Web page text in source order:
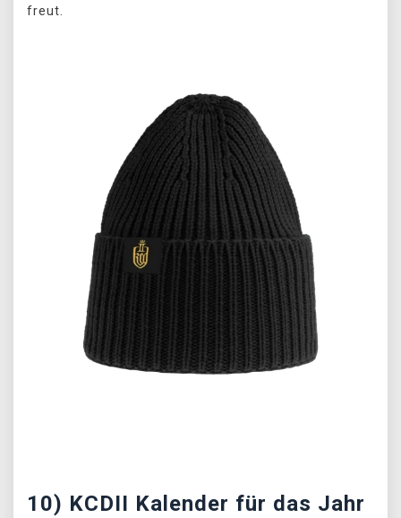
freut.
10) KCDII Kalender für das Jahr